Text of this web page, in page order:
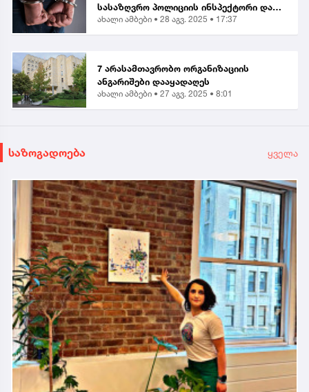
სასაზღვრო პოლიციის ინსპექტორი და
ერთი პირი დააკავეს
ახალი ამბები • 28 აგვ. 2025 • 17:37
7 არასამთავრობო ორგანიზაციის
ანგარიშები დააყადაღეს
ახალი ამბები • 27 აგვ. 2025 • 8:01
საზოგადოება ყველა